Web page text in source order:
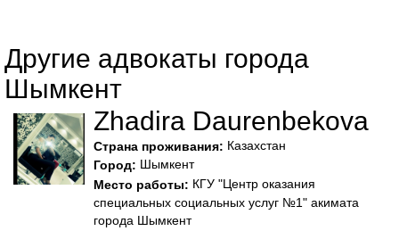
Другие адвокаты города
Шымкент
Zhadira Daurenbekova
Страна проживания: Казахстан
Город: Шымкент
Место работы: КГУ "Центр оказания
специальных социальных услуг №1" акимата
города Шымкент